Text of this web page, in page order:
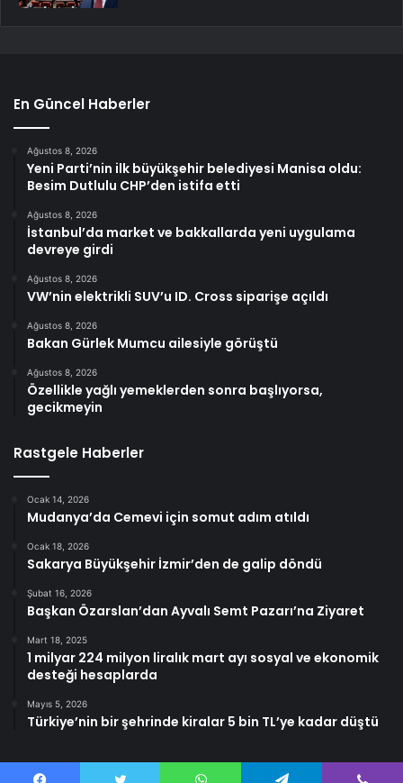
En Güncel Haberler
Ağustos 8, 2026
Yeni Parti’nin ilk büyükşehir belediyesi Manisa oldu:
Besim Dutlulu CHP’den istifa etti
Ağustos 8, 2026
İstanbul’da market ve bakkallarda yeni uygulama
devreye girdi
Ağustos 8, 2026
VW’nin elektrikli SUV’u ID. Cross siparişe açıldı
Ağustos 8, 2026
Bakan Gürlek Mumcu ailesiyle görüştü
Ağustos 8, 2026
Özellikle yağlı yemeklerden sonra başlıyorsa,
gecikmeyin
Rastgele Haberler
Ocak 14, 2026
Mudanya’da Cemevi için somut adım atıldı
Ocak 18, 2026
Sakarya Büyükşehir İzmir’den de galip döndü
Şubat 16, 2026
Başkan Özarslan’dan Ayvalı Semt Pazarı’na Ziyaret
Mart 18, 2025
1 milyar 224 milyon liralık mart ayı sosyal ve ekonomik
desteği hesaplarda
Mayıs 5, 2026
Türkiye’nin bir şehrinde kiralar 5 bin TL’ye kadar düştü